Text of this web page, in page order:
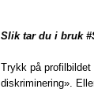
Slik tar du i bruk
Trykk på
diskriminering».